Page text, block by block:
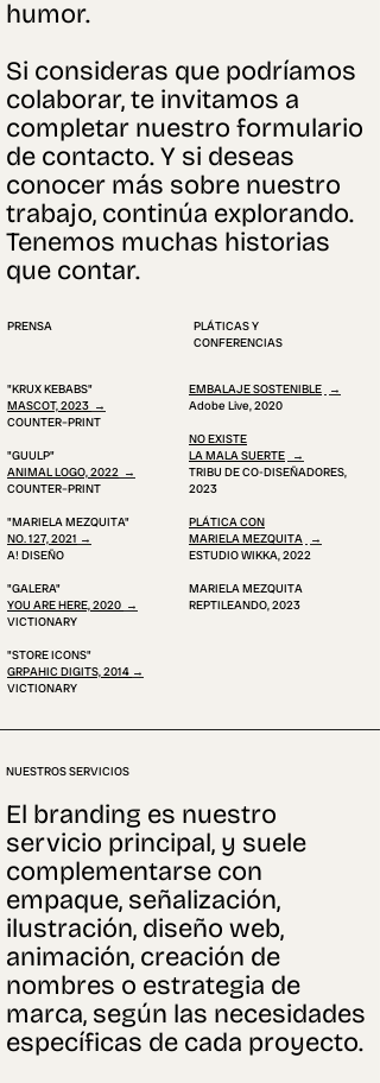
humor.
Si consideras que podríamos
colaborar, te invitamos a
completar nuestro formulario
de contacto. Y si deseas
conocer más sobre nuestro
trabajo, continúa explorando.
Tenemos muchas historias
que contar.
PRENSA
"KRUX KEBABS"
MASCOT, 2023 →
COUNTER–PRINT
"GUULP"
ANIMAL LOGO, 2022 →
COUNTER–PRINT
"MARIELA MEZQUITA"
NO. 127, 2021 →
A! DISEÑO
"GALERA"
YOU ARE HERE, 2020 →
VICTIONARY
"STORE ICONS"
GRPAHIC DIGITS, 2014 →
VICTIONARY
PLÁTICAS Y
CONFERENCIAS
EMBALAJE SOSTENIBLE
→
Adobe Live, 2020
NO EXISTE
LA MALA SUERTE
→
TRIBU DE CO-DISEÑADORES,
2023
PLÁTICA CON
MARIELA MEZQUITA
→
ESTUDIO WIKKA, 2022
MARIELA MEZQUITA
REPTILEANDO, 2023
NUESTROS SERVICIOS
El branding es nuestro
servicio principal, y suele
complementarse con
empaque, señalización,
ilustración, diseño web,
animación, creación de
nombres o estrategia de
marca, según las necesidades
específicas de cada proyecto.